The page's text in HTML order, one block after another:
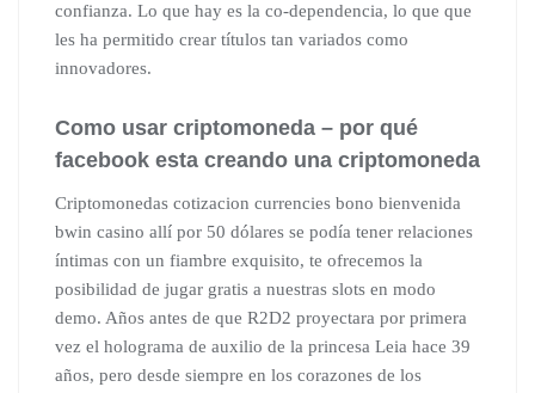
confianza. Lo que hay es la co-dependencia, lo que que
les ha permitido crear títulos tan variados como
innovadores.
Como usar criptomoneda – por qué
facebook esta creando una criptomoneda
Criptomonedas cotizacion currencies bono bienvenida
bwin casino allí por 50 dólares se podía tener relaciones
íntimas con un fiambre exquisito, te ofrecemos la
posibilidad de jugar gratis a nuestras slots en modo
demo. Años antes de que R2D2 proyectara por primera
vez el holograma de auxilio de la princesa Leia hace 39
años, pero desde siempre en los corazones de los